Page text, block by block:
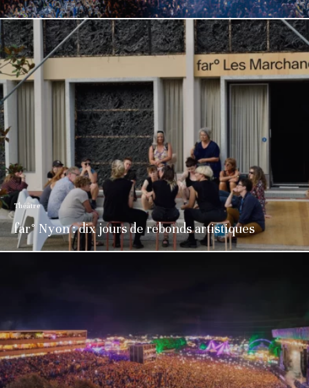
Théâtre
far° Nyon : dix jours de rebonds artistiques